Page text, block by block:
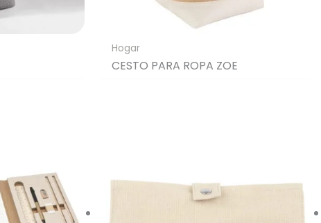
Hogar
CESTO PARA ROPA ZOE